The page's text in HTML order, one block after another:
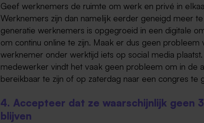
Geef werknemers de ruimte om werk en privé in
Werknemers zijn dan namelijk eerder geneigd meer
generatie werknemers is opgegroeid in een digitale
om continu online te zijn. Maak er dus geen probleem
werknemer onder werktijd iets op social media
medewerker vindt het vaak geen probleem om in de
bereikbaar te zijn of op zaterdag naar een congres te
4. Accepteer dat ze waarschijnlijk geen
blijven